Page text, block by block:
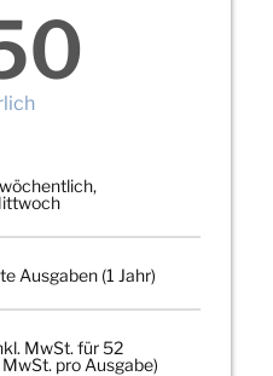
Ausgaben (1 Jahr)
MwSt. für 52
pro Ausgabe)